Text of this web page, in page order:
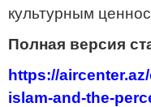
культурным
Полная версия
https://
islam-and-the-